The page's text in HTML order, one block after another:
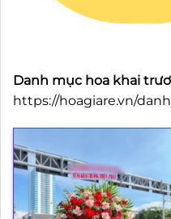
Danh mục hoa khai
https://hoagiare.vn/